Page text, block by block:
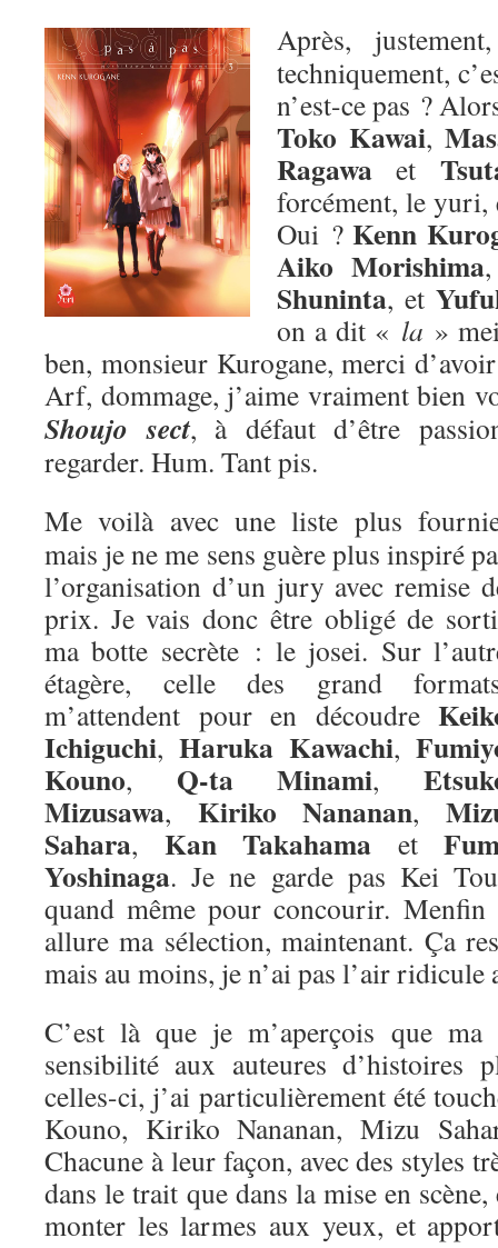
Après,
techniquement,
n’est-ce pas ?
Toko Kawai,
Ragawa et
forcément, le yuri,
Oui ?Kenn
Aiko Morishima
Shuninta, et
on a dit « la »
ben, monsieur Kurogane, merci
Arf, dommage, j’aime vraiment bien
Shoujo sect, à défaut d’être
regarder. Hum. Tant pis.
Me voilà avec une liste plus
mais je ne me sens guère plus inspiré
l’organisation d’un jury avec remise
prix. Je vais donc être obligé de
ma botte secrète : le josei. Sur
étagère, celle des grand
m’attendent pour en découdre
Ichiguchi, Haruka Kawachi,
Kouno, Q-ta Minami,
Mizusawa, Kiriko Nananan,
Sahara, Kan Takahama et
Yoshinaga. Je ne garde pas Kei
quand même pour concourir.
allure ma sélection, maintenant. Ça
mais au moins, je n’ai pas l’air ridicule
C’est là que je m’aperçois que
sensibilité aux auteures d’histoires
celles-ci, j’ai particulièrement été
Kouno, Kiriko Nananan, Mizu
Chacune à leur façon, avec des styles
dans le trait que dans la mise en
monter les larmes aux yeux, et